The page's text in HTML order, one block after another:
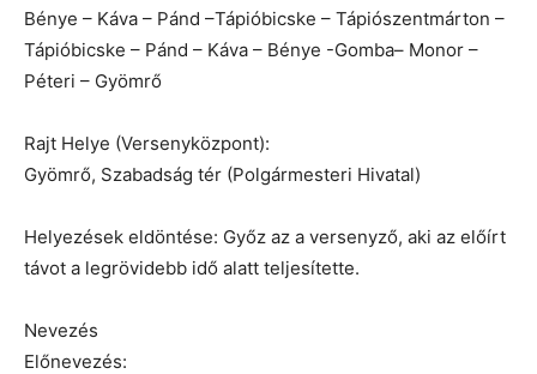
Bénye – Káva – Pánd –Tápióbicske – Tápiószentmárton –
Tápióbicske – Pánd – Káva – Bénye -Gomba– Monor –
Péteri – Gyömrő
Rajt Helye (Versenyközpont):
Gyömrő, Szabadság tér (Polgármesteri Hivatal)
Helyezések eldöntése: Győz az a versenyző, aki az előírt
távot a legrövidebb idő alatt teljesítette.
Nevezés
Előnevezés: